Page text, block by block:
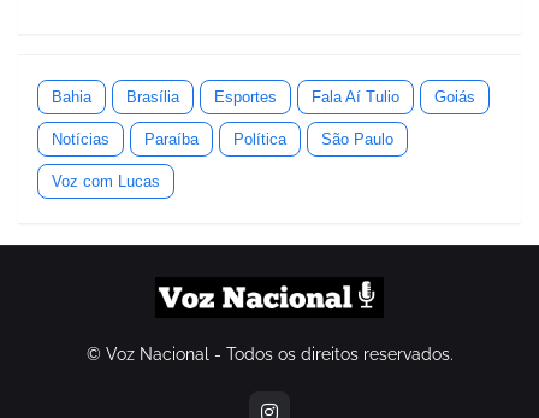
Bahia Brasília Esportes Fala Aí Tulio Goiás
Notícias Paraíba Política São Paulo
Voz com Lucas
© Voz Nacional - Todos os direitos reservados.